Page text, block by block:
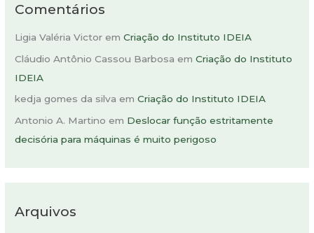
Comentários
Ligia Valéria Victor emCriação do Instituto IDEIA
Cláudio Antônio Cassou Barbosa emCriação do Instituto
IDEIA
kedja gomes da silva emCriação do Instituto IDEIA
Antonio A. Martino em Deslocar função estritamente
decisória para máquinas é muito perigoso
Arquivos